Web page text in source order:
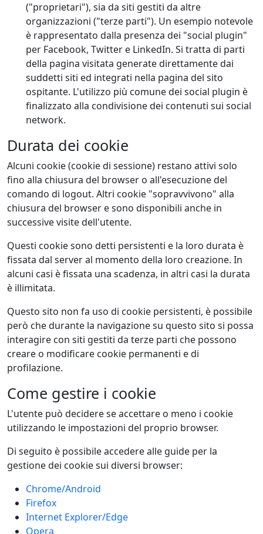
("proprietari"), sia da siti gestiti da altre
organizzazioni ("terze parti"). Un esempio notevole
è rappresentato dalla presenza dei "social plugin"
per Facebook, Twitter e LinkedIn. Si tratta di parti
della pagina visitata generate direttamente dai
suddetti siti ed integrati nella pagina del sito
ospitante. L'utilizzo più comune dei social plugin è
finalizzato alla condivisione dei contenuti sui social
network.
Durata dei cookie
Alcuni cookie (cookie di sessione) restano attivi solo
fino alla chiusura del browser o all'esecuzione del
comando di logout. Altri cookie "sopravvivono" alla
chiusura del browser e sono disponibili anche in
successive visite dell'utente.
Questi cookie sono detti persistenti e la loro durata è
fissata dal server al momento della loro creazione. In
alcuni casi è fissata una scadenza, in altri casi la durata
è illimitata.
Questo sito non fa uso di cookie persistenti, è possibile
però che durante la navigazione su questo sito si possa
interagire con siti gestiti da terze parti che possono
creare o modificare cookie permanenti e di
profilazione.
Come gestire i cookie
L'utente può decidere se accettare o meno i cookie
utilizzando le impostazioni del proprio browser.
Di seguito è possibile accedere alle guide per la
gestione dei cookie sui diversi browser:
Chrome/Android
Firefox
Internet Explorer/Edge
Opera